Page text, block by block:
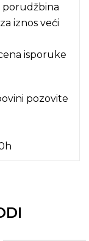
porudžbina
iznos veći
isporuke
pozovite